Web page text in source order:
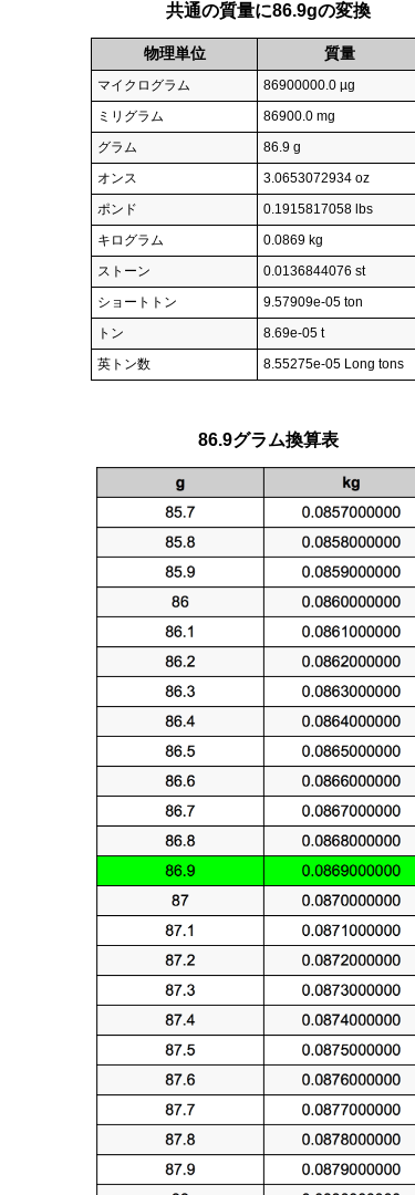
共通の質量に86.9gの変換
物理単位 質量
マイクログラム
86900000.0 µg
ミリグラム
86900.0 mg
グラム
86.9 g
オンス
3.0653072934 oz
ポンド
0.1915817058 lbs
キログラム
0.0869 kg
ストーン
0.0136844076 st
ショートトン
9.57909e-05 ton
トン
8.69e-05 t
英トン数
8.55275e-05 Long tons
86.9グラム換算表